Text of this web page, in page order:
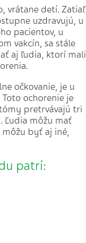
vrátane detí. Zatiaľ
uzdravujú, u
pacientov, u
vakcín, sa stále
aj ľudia, ktorí mali
očkovanie, je u
ochorenie je
pretrvávajú tri
Ľudia môžu mať
byť aj iné,
patrí: